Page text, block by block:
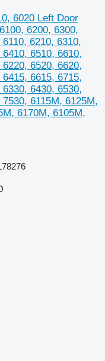
6020 Left Door
6200, 6300,
6210, 6310,
6510, 6610,
6520, 6620,
6615, 6715,
6430, 6530,
6115M, 6125M,
6170M, 6105M,